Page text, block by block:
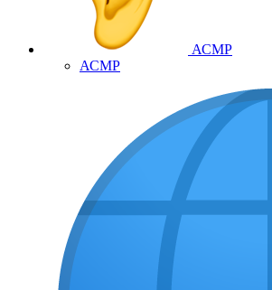
АСМР
АСМР